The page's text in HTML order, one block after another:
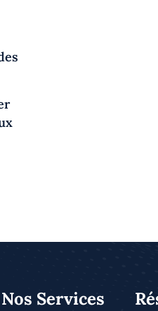
Nos Services